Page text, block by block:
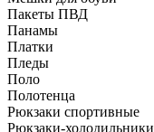
Пакеты ПВД
Панамы
Платки
Пледы
Поло
Полотенца
Рюкзаки спортивные
Рюкзаки-холодильники